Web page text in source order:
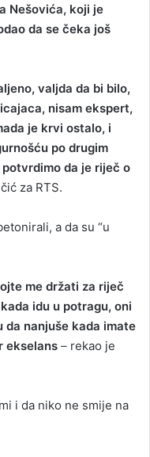
Nešovića, koji je
da se čeka još
valjda da bi bilo,
nisam ekspert,
je krvi ostalo, i
po drugim
da je riječ o
za RTS.
a da su “u
me držati za riječ
idu u potragu, oni
da nanjuše kada imate
ekselans – rekao je
i da niko ne smije na